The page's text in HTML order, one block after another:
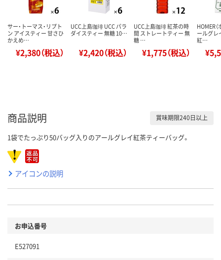
サー・トーマス・リプト
ン アイスティー 甘さひ
かえめ…
¥2,380（税込）
UCC上島珈琲 UCC パラ
ダイスティー 無糖 10…
¥2,420（税込）
UCC上島珈琲 紅茶の時
間 ストレートティー 無
糖 …
¥1,775（税込）
HOMER（
ールグレ
紅…
商品説明 賞味期限240日以上
1袋でたっぷり50バッグ入りのアールグレイ紅茶ティーバッグ。
アイコンの説明
お申込番号
E527091